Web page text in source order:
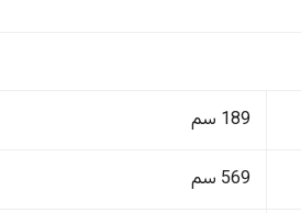
189 سم
569 سم